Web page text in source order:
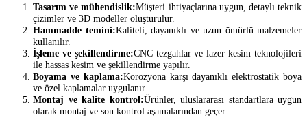
Tasarım ve mühendislik:Müşteri ihtiyaçlarına uygun, detaylı teknik
çizimler ve 3D modeller oluşturulur.
Hammadde temini:Kaliteli, dayanıklı ve uzun ömürlü malzemeler
kullanılır.
İşleme ve şekillendirme:CNC tezgahlar ve lazer kesim teknolojileri
ile hassas kesim ve şekillendirme yapılır.
Boyama ve kaplama:Korozyona karşı dayanıklı elektrostatik boya
ve özel kaplamalar uygulanır.
Montaj ve kalite kontrol:Ürünler, uluslararası standartlara uygun
olarak montaj ve son kontrol aşamalarından geçer.